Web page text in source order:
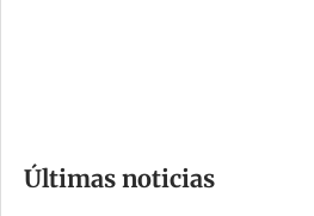
m
Últimas noticias